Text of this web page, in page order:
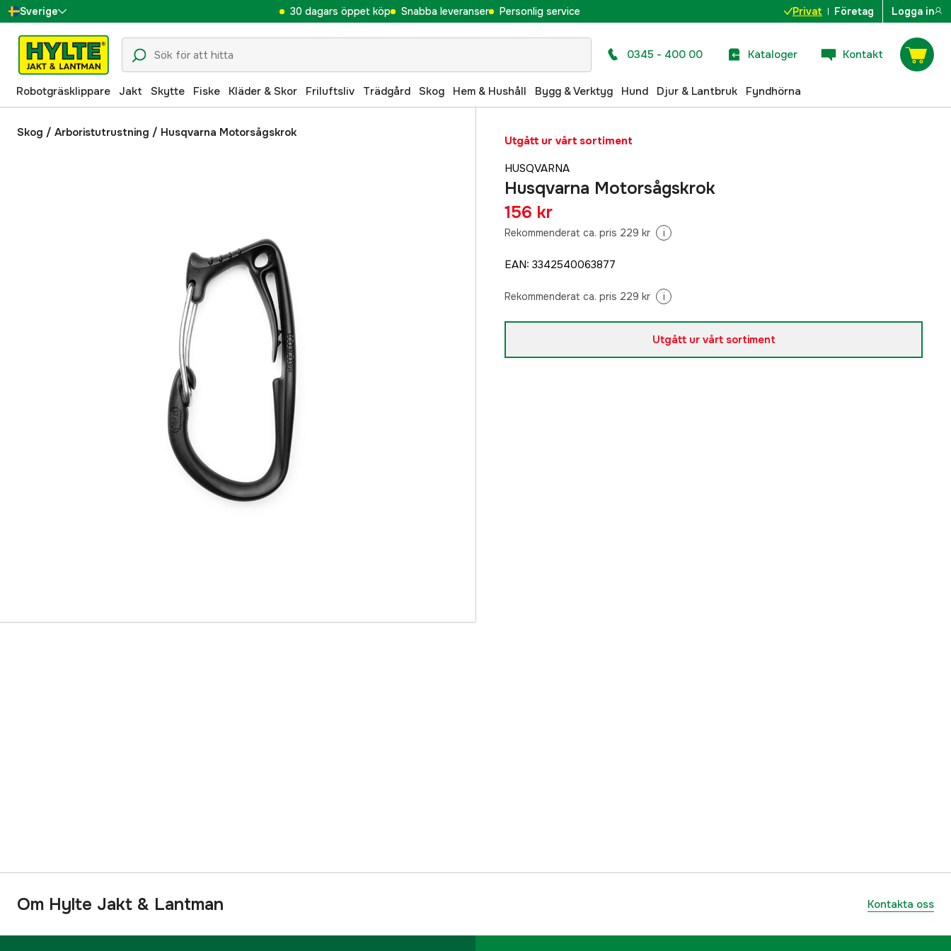
Sverige
Danmark
Suomi
Norge
Deutschland
30 dagars öppet köp Snabba leveranser Personlig service Privat Företag Logga in
0345 - 400 00 Kataloger Kontakt
Robotgräsklippare Jakt Skytte Fiske Kläder & Skor Friluftsliv Trädgård Skog Hem & Hushåll Bygg & Verktyg Hund Djur & Lantbruk Fyndhörna
Skog / Arboristutrustning / Husqvarna Motorsågskrok
Utgått ur vårt sortiment
HUSQVARNA
Husqvarna Motorsågskrok
156 kr
Rekommenderat ca. pris 229 kr i
EAN: 3342540063877
Rekommenderat ca. pris 229 kr i
Utgått ur vårt sortiment
Om Hylte Jakt & Lantman Kontakta oss